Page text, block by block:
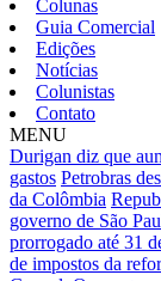
Colunas
Guia Comercial
Edições
Notícias
Colunistas
Contato
MENU
Durigan diz que
gastos Petrobras
da Colômbia
governo de São
prorrogado até 31
de impostos da